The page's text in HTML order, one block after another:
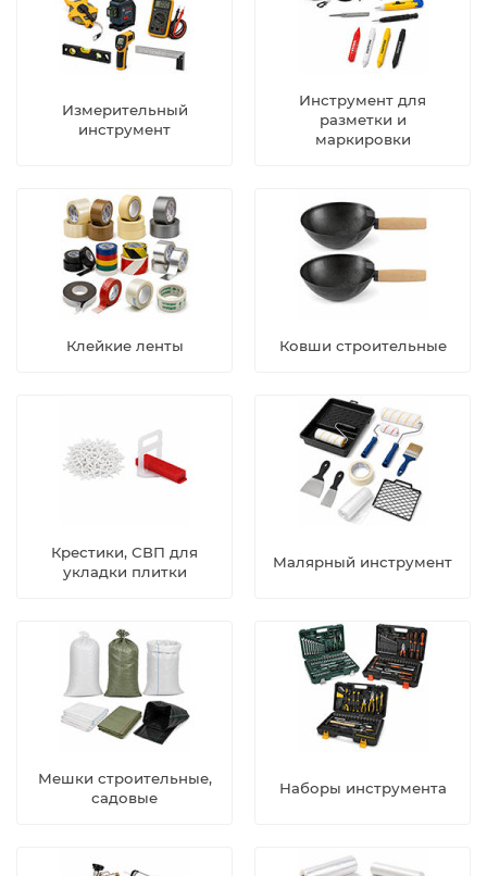
Измерительный
инструмент
Инструмент для
разметки и
маркировки
Клейкие ленты Ковши строительные
Крестики, СВП для
укладки плитки
Малярный инструмент
Мешки строительные,
садовые
Наборы инструмента